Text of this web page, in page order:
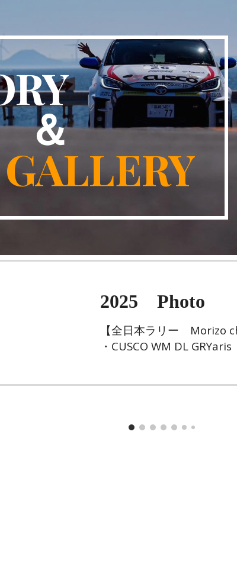
GALLERY
2025 Photo
【全日本ラリー Morizo
・CUSCO WM DL GRYaris